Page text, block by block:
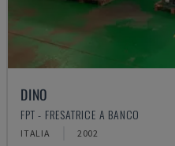
DINO
FPT - FRESATRICE A BANCO
ITALIA 2002